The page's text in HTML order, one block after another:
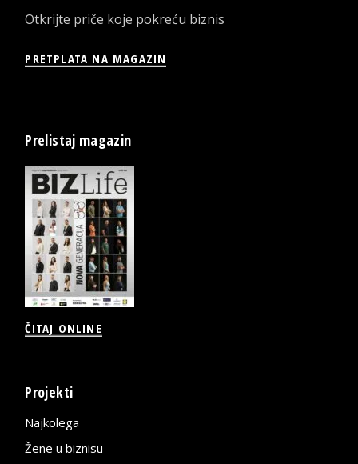
Otkrijte priče koje pokreću biznis
PRETPLATA NA MAGAZIN
Prelistaj magazin
ČITAJ ONLINE
Projekti
Najkolega
Žene u biznisu